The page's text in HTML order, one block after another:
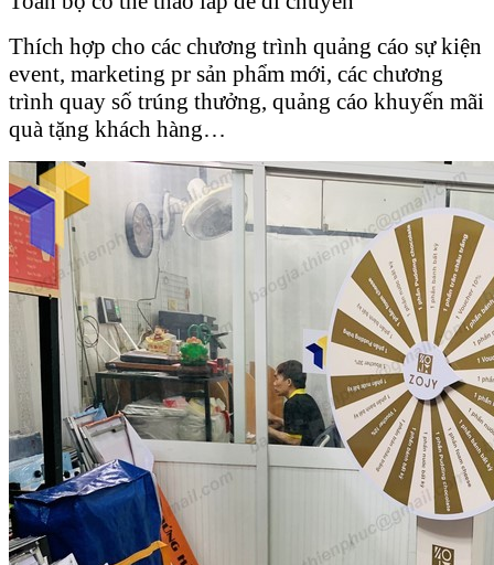
Thích hợp cho các chương trình quảng cáo sự kiện
event, marketing pr sản phẩm mới, các chương
trình quay số trúng thưởng, quảng cáo khuyến mãi
quà tặng khách hàng…